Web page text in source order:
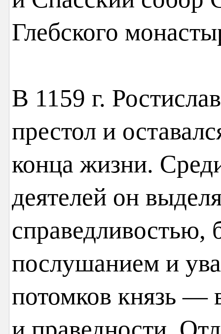
Глебского
В 1159 г.
престол и
конца жизни.
деятелей он
справедливостью,
послушанием и
потомков князь —